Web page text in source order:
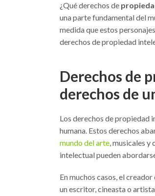
¿Qué derechos de
una parte fundamental del
medida que estos
derechos de propiedad
Derechos de
derechos de
Los derechos de propiedad
humana. Estos derechos
mundo del arte, musicales
intelectual pueden
En muchos casos, el
un escritor, cineasta o